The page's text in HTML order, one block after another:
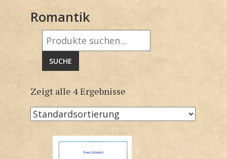
Romantik
Suche
nach:
SUCHE
Zeigt alle 4 Ergebnisse